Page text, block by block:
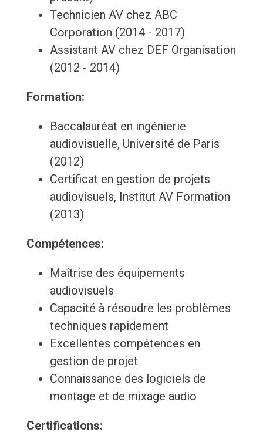
Technicien AV chez ABC
Corporation (2014 - 2017)
Assistant AV chez DEF Organisation
(2012 - 2014)
Formation:
Baccalauréat en ingénierie
audiovisuelle, Université de Paris
(2012)
Certificat en gestion de projets
audiovisuels, Institut AV Formation
(2013)
Compétences:
Maîtrise des équipements
audiovisuels
Capacité à résoudre les problèmes
techniques rapidement
Excellentes compétences en
gestion de projet
Connaissance des logiciels de
montage et de mixage audio
Certifications: